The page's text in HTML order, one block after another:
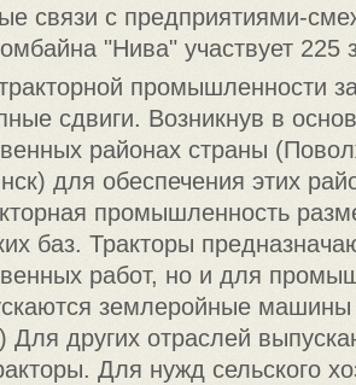
связи с предприятиями-
"Нива" участвует 225
промышленности
сдвиги. Возникнув в
районах страны
для обеспечения этих
промышленность
баз. Тракторы
работ, но и для
землеройные
Для других отраслей
Для нужд сельского